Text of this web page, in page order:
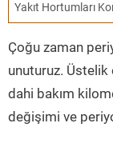
Yakıt Hortumları
Çoğu zaman
unuturuz. Üstelik
dahi bakım
değişimi ve